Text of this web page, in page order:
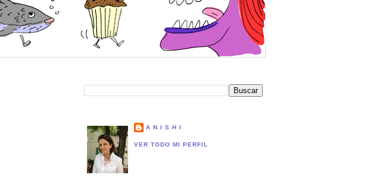
A N I S H I
VER TODO MI PERFIL